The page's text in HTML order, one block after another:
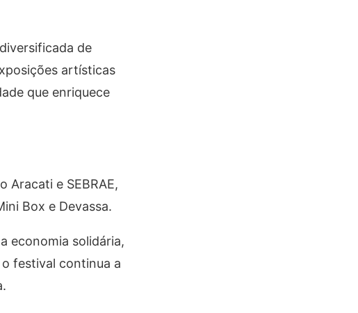
de
artísticas
que enriquece
Aracati e SEBRAE,
Box e Devassa.
economia solidária,
festival continua a